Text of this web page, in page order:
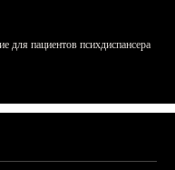
для пациентов психдиспансера